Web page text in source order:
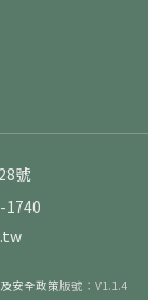
號
1740
安全政策版號：V1.1.4